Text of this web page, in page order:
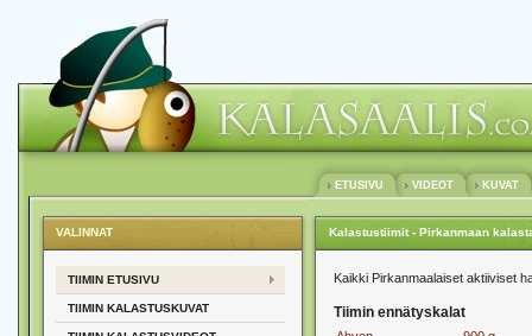
ETUSIVU VIDEOT KUVAT
VALINNAT
TIIMIN ETUSIVU
TIIMIN KALASTUSKUVAT
Kalastustiimit - Pirkanmaan
Kaikki Pirkanmaalaiset aktiiviset
Tiimin ennätyskalat